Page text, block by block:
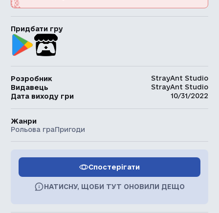
Придбати гру
Розробник
StrayAnt Studio
Видавець
StrayAnt Studio
Дата виходу гри
10/31/2022
Жанри
Рольова граПригоди
Спостерігати
НАТИСНУ, ЩОБИ ТУТ ОНОВИЛИ ДЕЩО